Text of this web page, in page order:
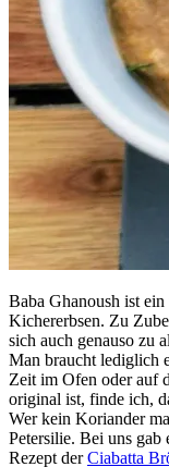
Baba Ghanoush ist
Kichererbsen. Zu
sich auch genauso zu
Man braucht lediglich
Zeit im Ofen oder auf
original ist, finde ich,
Wer kein Koriander
Petersilie. Bei uns gab
Rezept derCiabatta